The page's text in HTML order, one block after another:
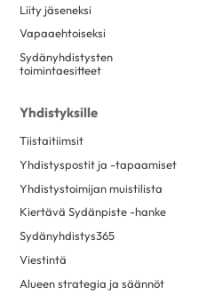
Liity jäseneksi
Vapaaehtoiseksi
Sydänyhdistysten
toimintaesitteet
Yhdistyksille
Tiistaitiimsit
Yhdistyspostit ja -tapaamiset
Yhdistystoimijan muistilista
Kiertävä Sydänpiste -hanke
Sydänyhdistys365
Viestintä
Alueen strategia ja säännöt